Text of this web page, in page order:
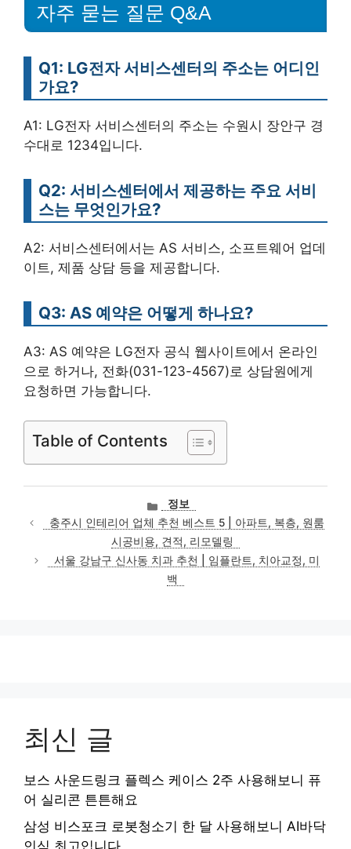
자주 묻는 질문 Q&A
Q1: LG전자 서비스센터의 주소는 어디인
가요?
A1: LG전자 서비스센터의 주소는 수원시 장안구 경
수대로 1234입니다.
Q2: 서비스센터에서 제공하는 주요 서비
스는 무엇인가요?
A2: 서비스센터에서는 AS 서비스, 소프트웨어 업데
이트, 제품 상담 등을 제공합니다.
Q3: AS 예약은 어떻게 하나요?
A3: AS 예약은 LG전자 공식 웹사이트에서 온라인
으로 하거나, 전화(031-123-4567)로 상담원에게
요청하면 가능합니다.
Table of Contents
카
테
고
리
정보
충주시 인테리어 업체 추천 베스트 5 | 아파트, 복층, 원룸
시공비용, 견적, 리모델링
서울 강남구 신사동 치과 추천 | 임플란트, 치아교정, 미
백
최신 글
보스 사운드링크 플렉스 케이스 2주 사용해보니 퓨
어 실리콘 튼튼해요
삼성 비스포크 로봇청소기 한 달 사용해보니 AI바닥
인식 최고입니다